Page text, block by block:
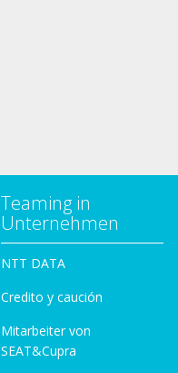
Teaming in
Unternehmen
NTT DATA
Credito y caución
Mitarbeiter von
SEAT&Cupra